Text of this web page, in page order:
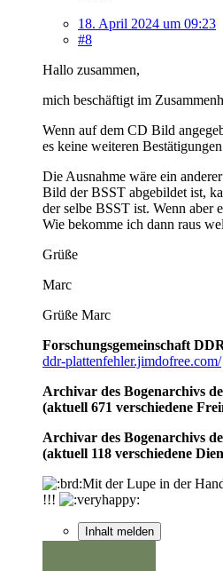
18. April 2024 um 09:23
#8
Hallo zusammen,
mich beschäftigt im
Wenn auf dem CD Bild
es keine weiteren
Die Ausnahme wäre ein
Bild der BSST abgebildet ist,
der selbe BSST ist. Wenn aber
Wie bekomme ich dann raus
Grüße
Marc
Grüße Marc
Forschungsgemeinschaft
ddr-plattenfehler.jimdofree.com/
Archivar des Bogenarchivs
(aktuell 671 verschiedene
Archivar des Bogenarchivs
(aktuell 118 verschiedene
Mit der Lupe in der
!!!
Inhalt melden